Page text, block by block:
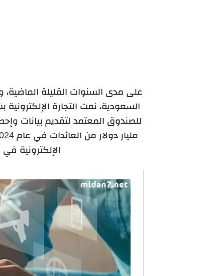
على مدى السنوات القليلة الماضية،
السعودية، نمت التجارة
الإلكترونية